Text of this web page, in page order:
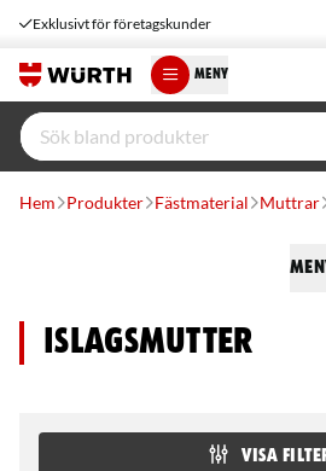
Exklusivt för företagskunder
MENY
Hem Produkter Fästmaterial Muttrar
Islagsmutter
VISA